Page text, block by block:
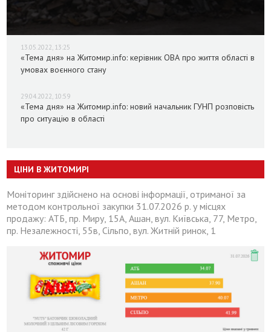
13.05.2022, 13:25
«Тема дня» на Житомир.info: керівник ОВА про життя області в
умовах воєнного стану
29.04.2022, 10:59
«Тема дня» на Житомир.info: новий начальник ГУНП розповість
про ситуацію в області
ЦІНИ В ЖИТОМИРІ
Моніторинг здійснено на основі інформації, отриманої за
методом контрольної закупки 31.07.2026 р. у місцях
продажу: АТБ, пр. Миру, 15А, Ашан, вул. Київська, 77, Метро,
пр. Незалежності, 55в, Сільпо, вул. Житній ринок, 1